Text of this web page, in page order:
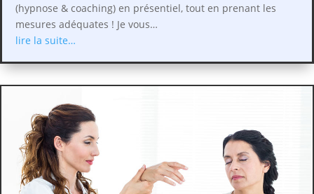
(hypnose & coaching) en présentiel, tout en prenant les
mesures adéquates ! Je vous…
lire la suite…